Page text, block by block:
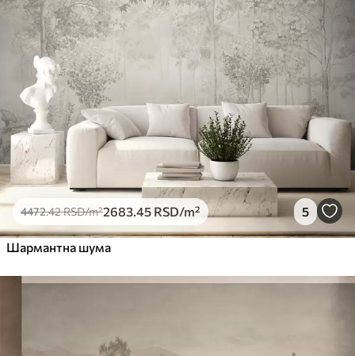
Премиум
5525.003315 .00 /m²
Премиум
6333.333800.00 RSD/m²
Peel and Stick
.674900.00RSD/m²
4472.42RSD/m²2683 .45 RSD/m² 5
Шармантна шума